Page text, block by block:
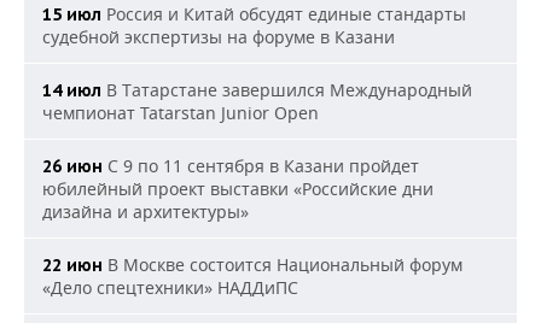
15 июл Россия и Китай обсудят единые стандарты
судебной экспертизы на форуме в Казани
14 июл В Татарстане завершился Международный
чемпионат Tatarstan Junior Open
26 июн С 9 по 11 сентября в Казани пройдет
юбилейный проект выставки «Российские дни
дизайна и архитектуры»
22 июн В Москве состоится Национальный форум
«Дело спецтехники» НАДДиПС